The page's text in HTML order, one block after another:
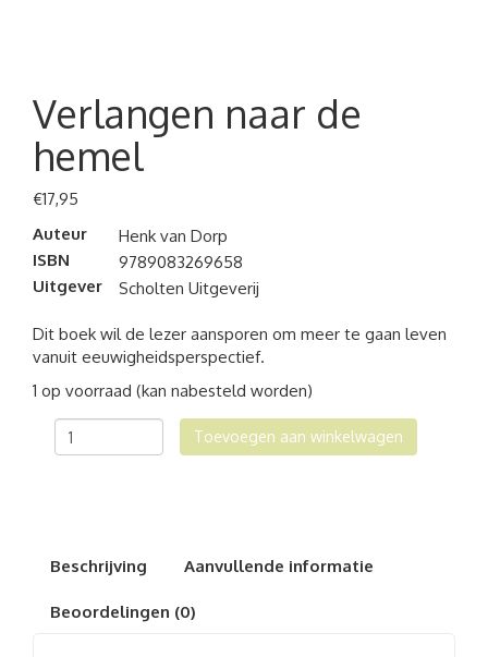
Verlangen naar de
hemel
€17,95
Auteur
Henk van Dorp
ISBN
9789083269658
Uitgever
Scholten Uitgeverij
Dit boek wil de lezer aansporen om meer te gaan leven
vanuit eeuwigheidsperspectief.
1 op voorraad (kan nabesteld worden)
Verlangen
naar
Toevoegen aan winkelwagen
Beschrijving Aanvullende informatie
Beoordelingen (0)